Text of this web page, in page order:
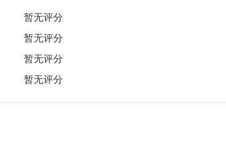
暂无评分
暂无评分
暂无评分
暂无评分